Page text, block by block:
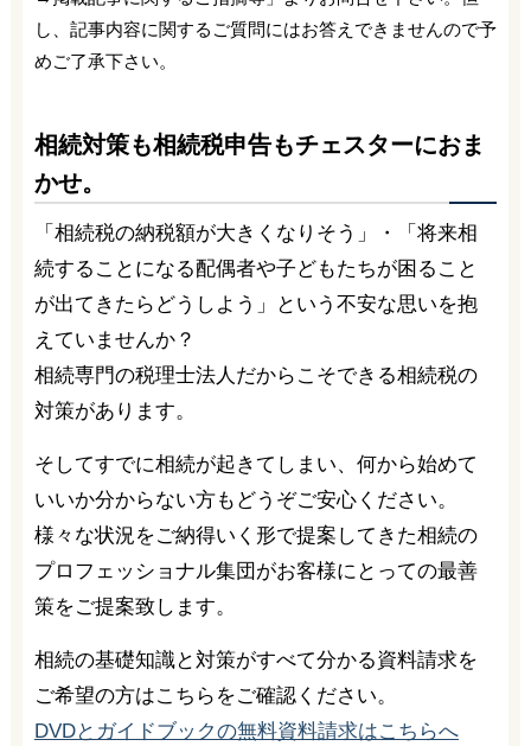
し、記事内容に関するご質問にはお答えできませんので予
めご了承下さい。
相続対策も相続税申告もチェスターにおま
かせ。
「相続税の納税額が大きくなりそう」・「将来相
続することになる配偶者や子どもたちが困ること
が出てきたらどうしよう」という不安な思いを抱
えていませんか？
相続専門の税理士法人だからこそできる相続税の
対策があります。
そしてすでに相続が起きてしまい、何から始めて
いいか分からない方もどうぞご安心ください。
様々な状況をご納得いく形で提案してきた相続の
プロフェッショナル集団がお客様にとっての最善
策をご提案致します。
相続の基礎知識と対策がすべて分かる資料請求を
ご希望の方はこちらをご確認ください。
DVDとガイドブックの無料資料請求はこちらへ